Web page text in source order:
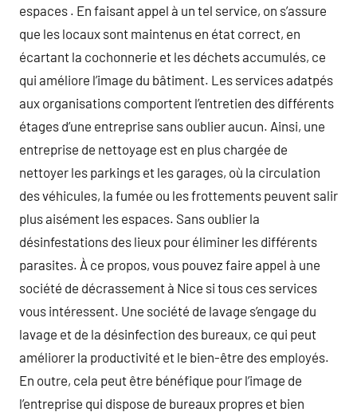
espaces . En faisant appel à un tel service, on s’assure
que les locaux sont maintenus en état correct, en
écartant la cochonnerie et les déchets accumulés, ce
qui améliore l’image du bâtiment. Les services adatpés
aux organisations comportent l’entretien des différents
étages d’une entreprise sans oublier aucun. Ainsi, une
entreprise de nettoyage est en plus chargée de
nettoyer les parkings et les garages, où la circulation
des véhicules, la fumée ou les frottements peuvent salir
plus aisément les espaces. Sans oublier la
désinfestations des lieux pour éliminer les différents
parasites. À ce propos, vous pouvez faire appel à une
société de décrassement à Nice si tous ces services
vous intéressent. Une société de lavage s’engage du
lavage et de la désinfection des bureaux, ce qui peut
améliorer la productivité et le bien-être des employés.
En outre, cela peut être bénéfique pour l’image de
l’entreprise qui dispose de bureaux propres et bien